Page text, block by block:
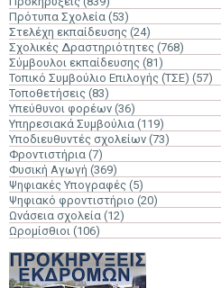
Πρότυπα Σχολεία (53)
Στελέχη εκπαίδευσης (24)
Σχολικές Δραστηριότητες (768)
Σύμβουλοι εκπαίδευσης (81)
Τοπικό Συμβούλιο Επιλογής (ΤΣΕ) (57)
Τοποθετήσεις (83)
Υπεύθυνοι φορέων (36)
Υπηρεσιακά Συμβούλια (119)
Υποδιευθυντές σχολείων (73)
Φροντιστήρια (7)
Φυσική Αγωγή (369)
Ψηφιακές Υπογραφές (5)
Ψηφιακό φροντιστήριο (20)
Ωνάσεια σχολεία (12)
Ωρομίσθιοι (106)